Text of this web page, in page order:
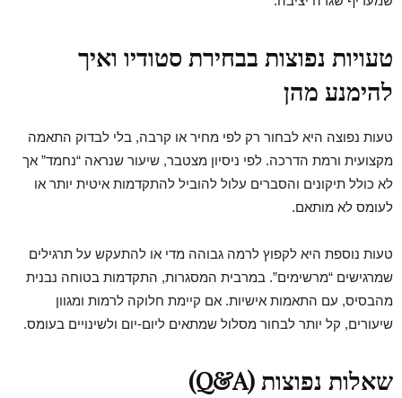
טעויות נפוצות בבחירת סטודיו ואיך
להימנע מהן
טעות נפוצה היא לבחור רק לפי מחיר או קרבה, בלי לבדוק התאמה
מקצועית ורמת הדרכה. לפי ניסיון מצטבר, שיעור שנראה “נחמד” אך
לא כולל תיקונים והסברים עלול להוביל להתקדמות איטית יותר או
לעומס לא מותאם.
טעות נוספת היא לקפוץ לרמה גבוהה מדי או להתעקש על תרגילים
שמרגישים “מרשימים”. במרבית המסגרות, התקדמות בטוחה נבנית
מהבסיס, עם התאמות אישיות. אם קיימת חלוקה לרמות ומגוון
שיעורים, קל יותר לבחור מסלול שמתאים ליום-יום ולשינויים בעומס.
שאלות נפוצות (Q&A)